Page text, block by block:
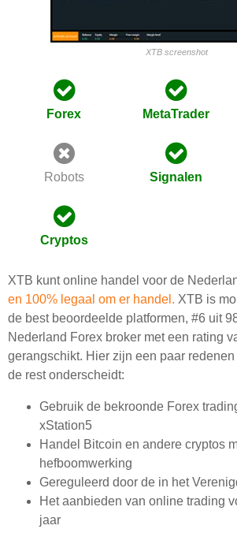
XTB screenshot
Forex MetaTrader
Robots Signalen
Cryptos
XTB kunt online handel voor de
en 100% legaal om er handel. XTB is
de best beoordeelde platformen, #6 uit
Nederland Forex broker met een rating
gerangschikt. Hier zijn een paar
de rest onderscheidt:
Gebruik de bekroonde Forex
xStation5
Handel Bitcoin en andere cryptos
hefboomwerking
Gereguleerd door de in het
Het aanbieden van online trading
jaar